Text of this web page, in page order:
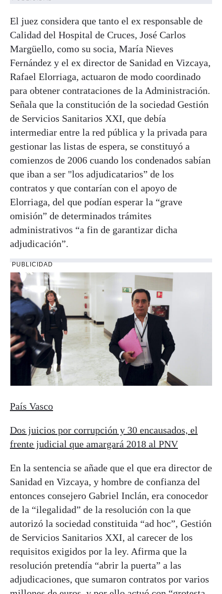
El juez considera que tanto el ex responsable de
Calidad del Hospital de Cruces, José Carlos
Margüello, como su socia, María Nieves
Fernández y el ex director de Sanidad en Vizcaya,
Rafael Elorriaga, actuaron de modo coordinado
para obtener contrataciones de la Administración.
Señala que la constitución de la sociedad Gestión
de Servicios Sanitarios XXI, que debía
intermediar entre la red pública y la privada para
gestionar las listas de espera, se constituyó a
comienzos de 2006 cuando los condenados sabían
que iban a ser "los adjudicatarios” de los
contratos y que contarían con el apoyo de
Elorriaga, del que podían esperar la “grave
omisión” de determinados trámites
administrativos “a fin de garantizar dicha
adjudicación”.
PUBLICIDAD
País Vasco
Dos juicios por corrupción y 30 encausados, el
frente judicial que amargará 2018 al PNV
En la sentencia se añade que el que era director de
Sanidad en Vizcaya, y hombre de confianza del
entonces consejero Gabriel Inclán, era conocedor
de la “ilegalidad” de la resolución con la que
autorizó la sociedad constituida “ad hoc”, Gestión
de Servicios Sanitarios XXI, al carecer de los
requisitos exigidos por la ley. Afirma que la
resolución pretendía “abrir la puerta” a las
adjudicaciones, que sumaron contratos por varios